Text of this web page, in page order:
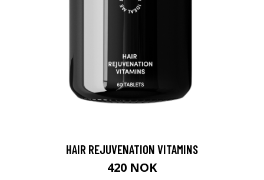
HAIR REJUVENATION VITAMINS
420 NOK